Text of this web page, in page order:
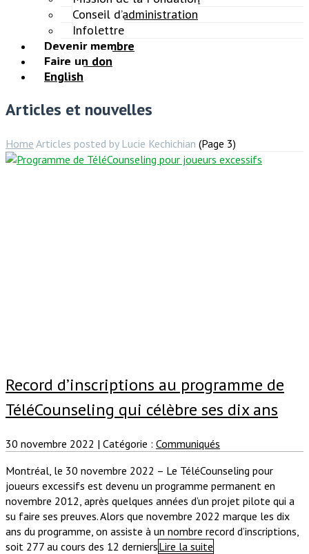
Conseil d’administration
Infolettre
Devenir membre
Faire un don
English
Articles et nouvelles
Home Articles posted by Lucie Kechichian (Page 3)
Record d’inscriptions au programme de
TéléCounseling qui célèbre ses dix ans
30 novembre 2022 | Catégorie : Communiqués
Montréal, le 30 novembre 2022 – Le TéléCounseling pour
joueurs excessifs est devenu un programme permanent en
novembre 2012, après quelques années d’un projet pilote qui a
su faire ses preuves. Alors que novembre 2022 marque les dix
ans du programme, on assiste à un nombre record d’inscriptions,
soit 277 au cours des 12 derniersLire la suite